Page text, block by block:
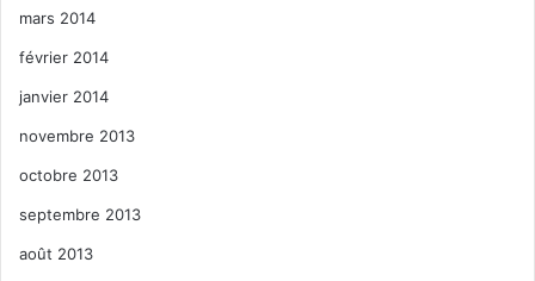
mars 2014
février 2014
janvier 2014
novembre 2013
octobre 2013
septembre 2013
août 2013